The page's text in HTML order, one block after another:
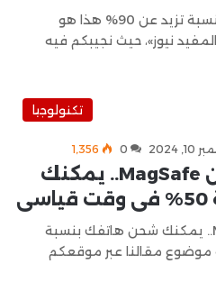
زيلينسكى: أعددنا خطة النصر بنسبة تزيد عن 90% هذا هو
نيوز»، حيث نجيبكم فيه
تكنولوجيا
2024
0 1٬356
ابل تطرح أسرع شاحن MagSafe.. يمكنك
ابل تطرح أسرع شاحن MagSafe.. يمكنك شحن هاتفك بنسبة
مقالنا عبر موقعكم